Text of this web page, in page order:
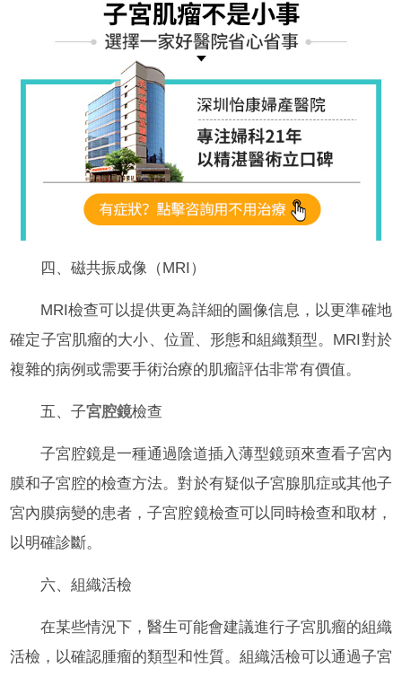
四、磁共振成像（MRI）
MRI檢查可以提供更為詳細的圖像信息，以更準確地
確定子宮肌瘤的大小、位置、形態和組織類型。MRI對於
複雜的病例或需要手術治療的肌瘤評估非常有價值。
五、子宮腔鏡檢查
子宮腔鏡是一種通過陰道插入薄型鏡頭來查看子宮內
膜和子宮腔的檢查方法。對於有疑似子宮腺肌症或其他子
宮內膜病變的患者，子宮腔鏡檢查可以同時檢查和取材，
以明確診斷。
六、組織活檢
在某些情況下，醫生可能會建議進行子宮肌瘤的組織
活檢，以確認腫瘤的類型和性質。組織活檢可以通過子宮